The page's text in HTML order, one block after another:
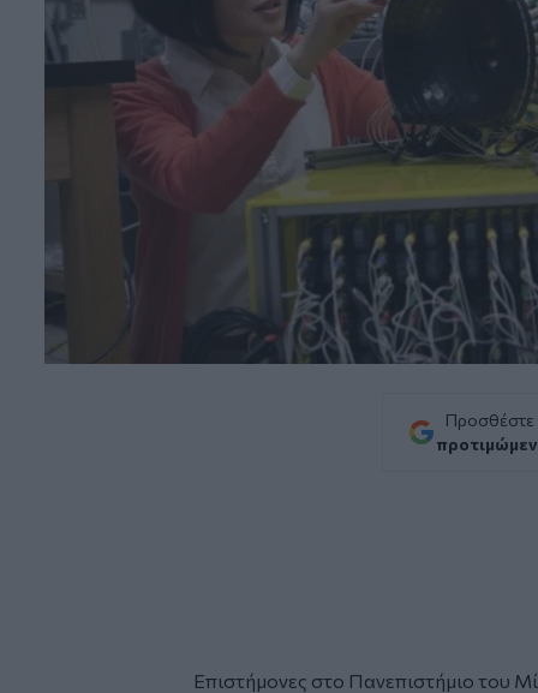
Επιστήμονες στο Πανεπιστήμιο του